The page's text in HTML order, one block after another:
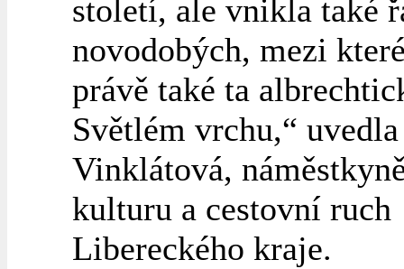
století, ale vnikla také
novodobých, mezi
právě také ta
Světlém vrchu,“
Vinklátová,
kulturu a cestovní ruch
Libereckého kraje.